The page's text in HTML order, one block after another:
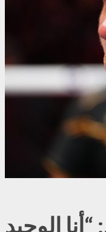
الوحيد